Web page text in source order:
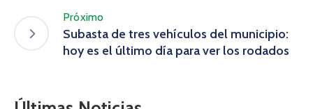
Próximo
Subasta de tres vehículos del municipio:
hoy es el último día para ver los rodados